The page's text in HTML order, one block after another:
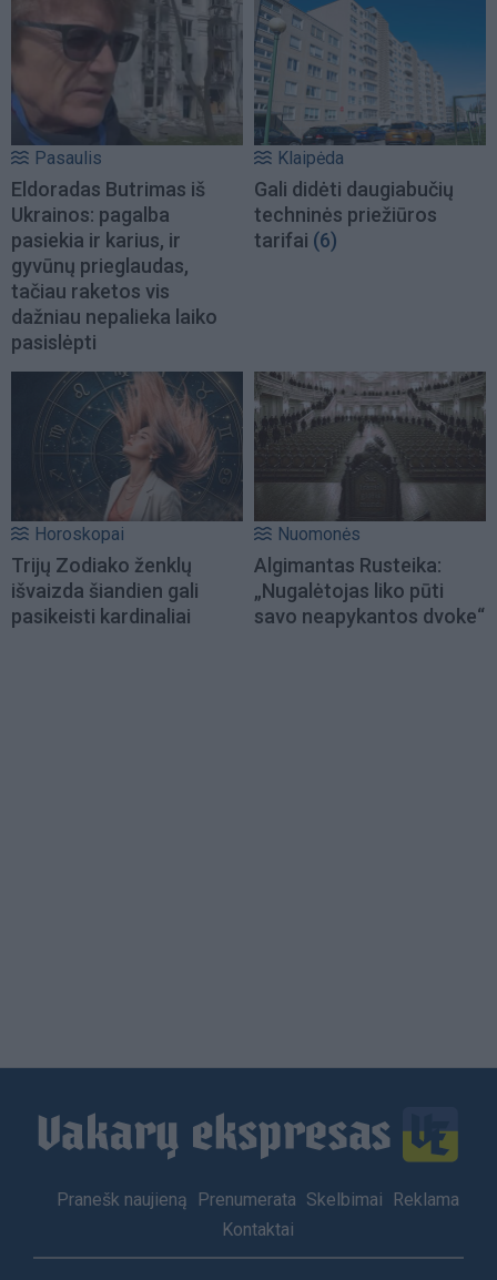
Pasaulis
Eldoradas Butrimas iš
Ukrainos: pagalba
pasiekia ir karius, ir
gyvūnų prieglaudas,
tačiau raketos vis
dažniau nepalieka laiko
pasislėpti
Klaipėda
Gali didėti daugiabučių
techninės priežiūros
tarifai (6)
Horoskopai
Trijų Zodiako ženklų
išvaizda šiandien gali
pasikeisti kardinaliai
Nuomonės
Algimantas Rusteika:
„Nugalėtojas liko pūti
savo neapykantos dvoke“
Footer
Pranešk naujieną Prenumerata Skelbimai
Reklama
Kontaktai